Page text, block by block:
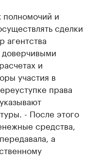
полномочий и
сделки
агентства
и
участия в
права
- После этого
средства,
а